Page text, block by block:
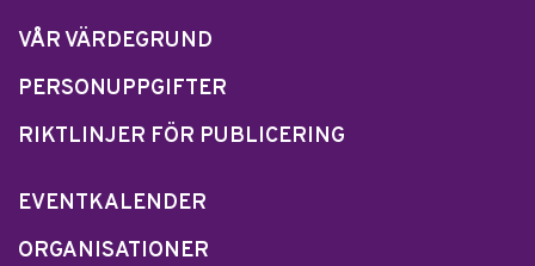
VÅR VÄRDEGRUND
PERSONUPPGIFTER
RIKTLINJER FÖR PUBLICERING
EVENTKALENDER
ORGANISATIONER